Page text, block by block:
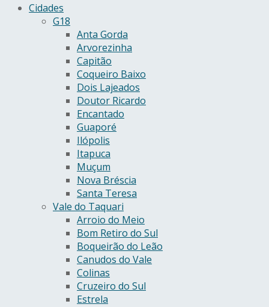
Cidades
G18
Anta Gorda
Arvorezinha
Capitão
Coqueiro Baixo
Dois Lajeados
Doutor Ricardo
Encantado
Guaporé
Ilópolis
Itapuca
Muçum
Nova Bréscia
Santa Teresa
Vale do Taquari
Arroio do Meio
Bom Retiro do Sul
Boqueirão do Leão
Canudos do Vale
Colinas
Cruzeiro do Sul
Estrela